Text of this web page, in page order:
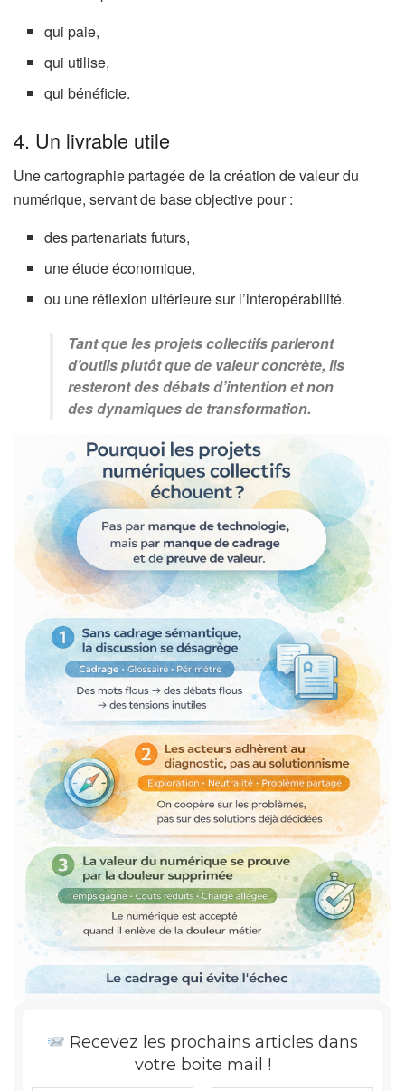
qui paie,
qui utilise,
qui bénéficie.
4. Un livrable utile
Une cartographie partagée de la création de valeur du
numérique, servant de base objective pour :
des partenariats futurs,
une étude économique,
ou une réflexion ultérieure sur l’interopérabilité.
Tant que les projets collectifs parleront
d’outils plutôt que de valeur concrète, ils
resteront des débats d’intention et non
des dynamiques de transformation.
Recevez les prochains articles dans
votre boite mail !